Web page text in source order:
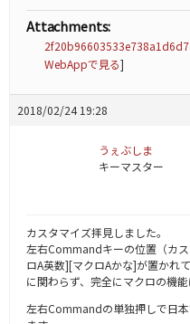
Attachments:
WebAppで見る]
2018/02/24 19:28
うぇぶしま
キーマスター
カスタマイズ拝見しました。
左右Commandキーの位置（カ
ロA英数][マクロAかな]が置かれ
に関わらず、完全にマクロの機能
左右Commandの単独押しで日